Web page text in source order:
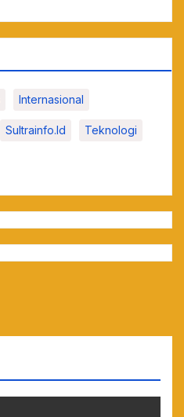
Internasional
Sultrainfo.id Teknologi